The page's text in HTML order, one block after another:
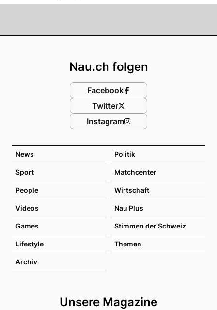
News Politik
Sport Matchcenter
People Wirtschaft
Videos Nau Plus
Games Stimmen der Schweiz
Lifestyle Themen
Archiv
Unsere Magazine
Nau.ch folgen
Facebook
Twitter
Instagram